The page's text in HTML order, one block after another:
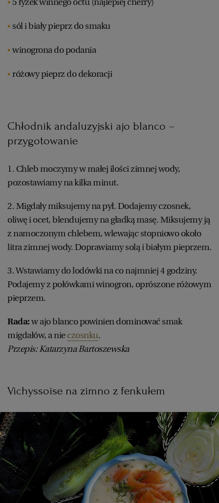
sól i biały pieprz do smaku
winogrona do podania
różowy pieprz do dekoracji
Chłodnik andaluzyjski ajo blanco –
przygotowanie
1. Chleb moczymy w małej ilości zimnej wody,
pozostawiamy na kilka minut.
2. Migdały miksujemy na pył. Dodajemy czosnek,
oliwę i ocet, blendujemy na gładką masę. Miksujemy ją
z namoczonym chlebem, wlewając stopniowo około
litra zimnej wody. Doprawiamy solą i białym pieprzem.
3. Wstawiamy do lodówki na co najmniej 4 godziny.
Podajemy z połówkami winogron, oprószone różowym
pieprzem.
Rada:w ajo blanco powinien dominować smak
migdałów, a nieczosnku.
Przepis: Katarzyna Bartoszewska
Vichyssoise na zimno z fenkułem